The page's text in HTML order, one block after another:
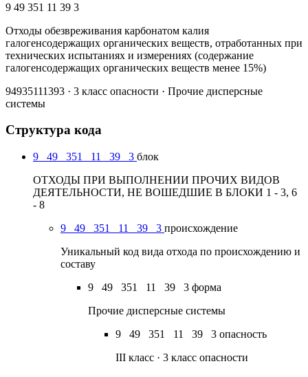
9 49 351 11 39 3
Отходы обезвреживания карбонатом калия
галогенсодержащих органических веществ, отработанных при
технических испытаниях и измерениях (содержание
галогенсодержащих органических веществ менее 15%)
94935111393 · 3 класс опасности · Прочие дисперсные
системы
Структура кода
9 49 351 11 39 3 блок
ОТХОДЫ ПРИ ВЫПОЛНЕНИИ ПРОЧИХ ВИДОВ
ДЕЯТЕЛЬНОСТИ, НЕ ВОШЕДШИЕ В БЛОКИ 1 - 3, 6
- 8
9
49 351 11 39 3 происхождение
Уникальный код вида отхода по происхождению и
составу
9
49 351 11 39 3 форма
Прочие дисперсные системы
9
49 351 11 39 3 опасность
III класс · 3 класс опасности